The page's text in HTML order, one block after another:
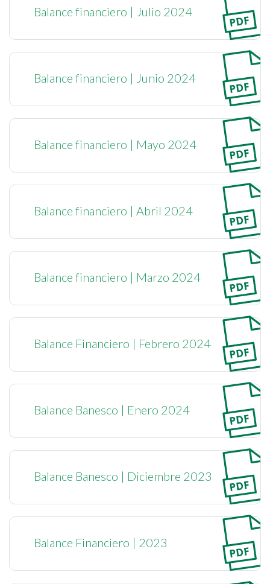
Balance financiero | Julio 2024
Balance financiero | Junio 2024
Balance financiero | Mayo 2024
Balance financiero | Abril 2024
Balance financiero | Marzo 2024
Balance Financiero | Febrero 2024
Balance Banesco | Enero 2024
Balance Banesco | Diciembre 2023
Balance Financiero | 2023